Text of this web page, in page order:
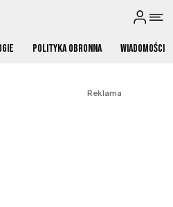
Polityka obronna Wiadomości
Reklama